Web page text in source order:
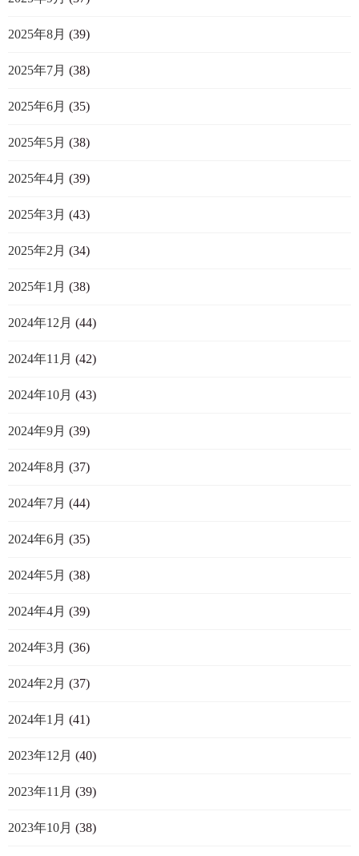
2025年8月 (39)
2025年7月 (38)
2025年6月 (35)
2025年5月 (38)
2025年4月 (39)
2025年3月 (43)
2025年2月 (34)
2025年1月 (38)
2024年12月 (44)
2024年11月 (42)
2024年10月 (43)
2024年9月 (39)
2024年8月 (37)
2024年7月 (44)
2024年6月 (35)
2024年5月 (38)
2024年4月 (39)
2024年3月 (36)
2024年2月 (37)
2024年1月 (41)
2023年12月 (40)
2023年11月 (39)
2023年10月 (38)